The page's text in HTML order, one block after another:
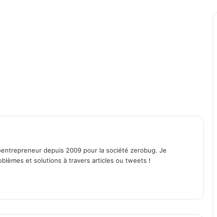
depuis 2009 pour la société zerobug. Je
et solutions à travers articles ou tweets !